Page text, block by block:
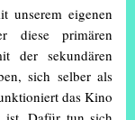
unserem eigenen
diese primären
der sekundären
sich selber als
das Kino